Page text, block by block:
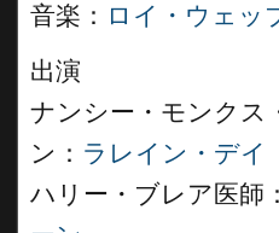
音楽： ロイ・ウェッ
出演
ナンシー・モンクス
ン： ラレイン・デイ
ハリー・ブレア医師：